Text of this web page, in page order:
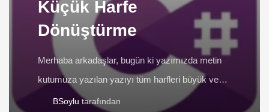
Küçük Harfe
Dönüştürme
Merhaba arkadaşlar, bugün ki yazımızda metin
kutumuza yazılan yazıyı tüm harfleri büyük veya
küçük harfe dönüştürmeyi göreceğiz. Ve artı
BSoylu tarafından